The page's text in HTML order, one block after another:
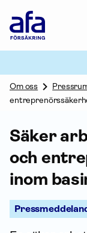
Försäkring
Om oss
Säker
och
inom